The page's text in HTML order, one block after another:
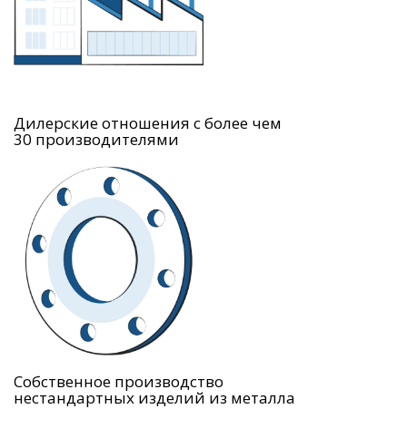
Дилерские отношения с более чем
30 производителями
Собственное производство
нестандартных изделий из металла